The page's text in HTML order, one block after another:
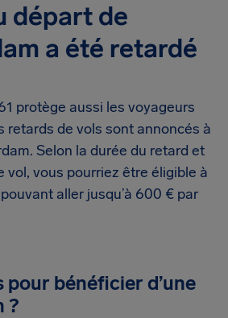
départ de
a été retardé
protège aussi les voyageurs
retards de vols sont annoncés à
Selon la durée du retard et
vol, vous pourriez être éligible à
aller jusqu’à 600 € par
bénéficier d’une
?